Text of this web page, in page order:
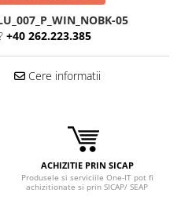
05
+40 262.223.385
Cere informatii
ACHIZITIE PRIN SICAP
Produsele si serviciile One-IT pot fi
achizitionate si prin SICAP/ SEAP